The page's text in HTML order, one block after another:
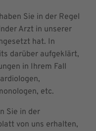
Sie in der Regel
Arzt in unserer
hat. In
darüber aufgeklärt,
in Ihrem Fall
etc.
Sie in der
von uns erhalten,